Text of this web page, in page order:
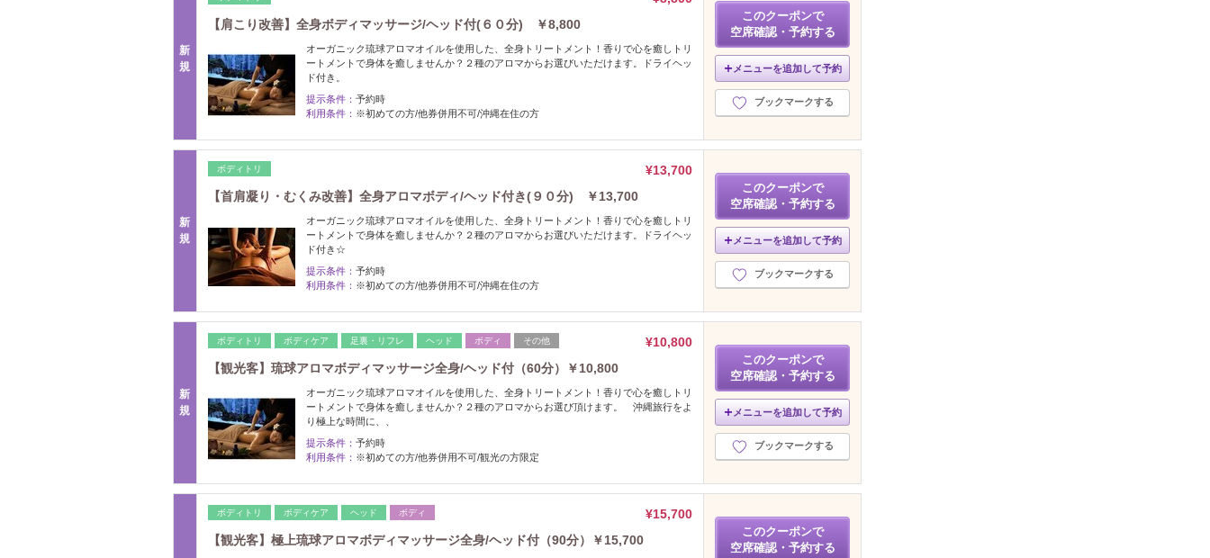
新
規
【肩こり改善】全身ボディマッサージ/ヘッド付(６０分) ￥8,800
オーガニック琉球アロマオイルを使用した、全身トリートメント！香りで心を癒しトリ
ートメントで身体を癒しませんか？２種のアロマからお選びいただけます。ドライヘッ
ド付き。
提示条件： 予約時
利用条件： ※初めての方/他券併用不可/沖縄在住の方
このクーポンで
空席確認・予約する
メニューを追加して予約
ブックマークする
新
規
ボディトリ
¥13,700
【首肩凝り・むくみ改善】全身アロマボディ/ヘッド付き(９０分) ￥13,700
オーガニック琉球アロマオイルを使用した、全身トリートメント！香りで心を癒しトリ
ートメントで身体を癒しませんか？２種のアロマからお選びいただけます。ドライヘッ
ド付き☆
提示条件： 予約時
利用条件： ※初めての方/他券併用不可/沖縄在住の方
このクーポンで
空席確認・予約する
メニューを追加して予約
ブックマークする
新
規
ボディトリ ボディケア 足裏・リフレ ヘッド ボディ その他
¥10,800
【観光客】琉球アロマボディマッサージ全身/ヘッド付（60分）￥10,800
オーガニック琉球アロマオイルを使用した、全身トリートメント！香りで心を癒しトリ
ートメントで身体を癒しませんか？２種のアロマからお選び頂けます。 沖縄旅行をよ
り極上な時間に、、
提示条件： 予約時
利用条件： ※初めての方/他券併用不可/観光の方限定
このクーポンで
空席確認・予約する
メニューを追加して予約
ブックマークする
ボディトリ ボディケア ヘッド ボディ
¥15,700
【観光客】極上琉球アロマボディマッサージ全身/ヘッド付（90分）￥15,700
このクーポンで
空席確認・予約する